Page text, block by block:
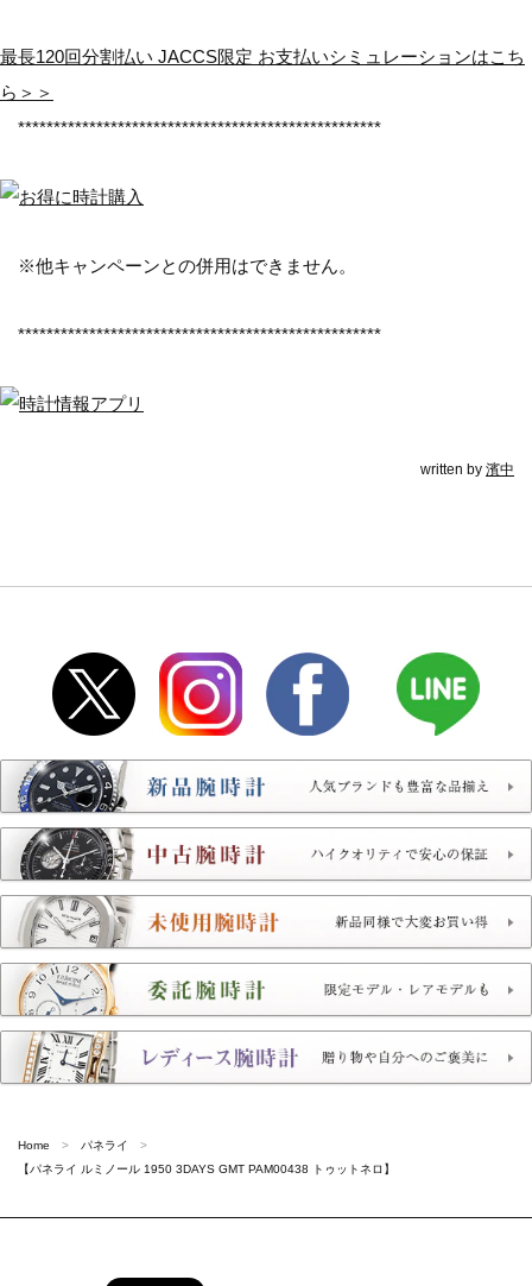
最長120回分割払い JACCS限定 お支払いシミュレーションはこち
ら＞＞
***************************************************
※他キャンペーンとの併用はできません。
***************************************************
written by 濱中
Home
パネライ
【パネライ ルミノール 1950 3DAYS GMT PAM00438 トゥットネロ】